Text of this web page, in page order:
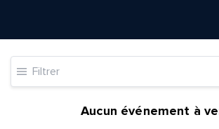
Filtrer
Aucun événement à
Adresse e-mail*